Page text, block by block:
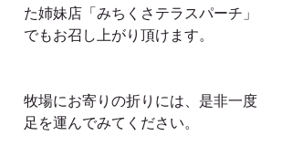
た姉妹店「みちくさテラスパーチ」
でもお召し上がり頂けます。
牧場にお寄りの折りには、是非一度
足を運んでみてください。